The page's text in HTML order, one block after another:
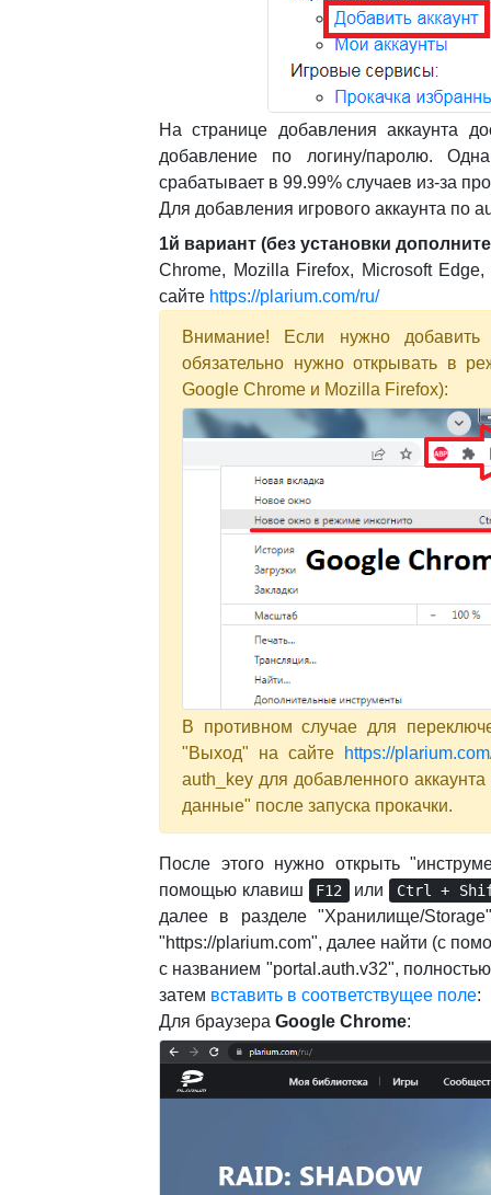
На странице добавления аккаунта
добавление по логину/паролю.
срабатывает в 99.99% случаев из-за
Для добавления игрового аккаунта по
1й вариант (без установки
Chrome, Mozilla Firefox, Microsoft
сайте https://plarium.com/ru/
Внимание! Если нужно добавить
обязательно нужно открывать в
Google Chrome и Mozilla Firefox):
В противном случае для
"Выход" на сайте
https://
auth_key для добавленного
данные" после запуска прокачки.
После этого нужно открыть
помощью клавиш
F12 или Ctrl +
далее в разделе "Хранилище/
"https://plarium.com", далее найти (с
с названием "portal.auth.v32",
затем вставить в соответствущее поле:
Для браузера Google Chrome: